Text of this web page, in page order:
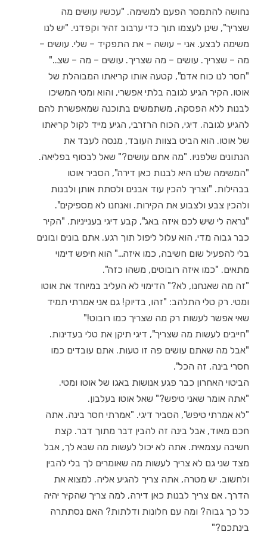
נחושה להתמסר הפעם למשימה. "עכשיו עושים מה
שצריך", שינן לעצמו תוך כדי ערבוב זהיר וקפדני. "יש לנו
משימה לבצע. אני – עושה – את התפקיד – שלי. עושים –
מה – שצריך. עושים – מה שצריך. עושים – מה – שצ…"
"חסר לנו כוח אדם", קטעה אותו קריאתו המבוהלת של
אוטו. הקיר הגיע לגובה בלתי אפשרי, והוא ומטי המשיכו
לבנות ללא הפסקה, משתמשים בתוכנה שמאפשרת להם
להגיע לגובה. דיגי, הכוח הרזרבי, הגיע מייד לקול קריאתו
של אוטו. הוא הביט בצוות העובד, מנסה לעבד את
הנתונים שלפניו. "מה אתם עושים?" שאל לבסוף בפליאה.
"המשימה שלנו היא לבנות כאן דירה", הסביר אוטו
בבהילות. "וצריך להכין עוד אבנים ולסתת אותן ולבנות
ולהכין צבע ולצבוע את הקירות. ואנחנו לא מספיקים".
"נראה לי שיש לכם איזה באג", קבע דיגי בענייניות. "הקיר
כבר גבוה מדי, הוא עלול ליפול תוך רגע. אתם בונים ובונים
בלי להפעיל שום חשיבה, כמו איזה…" הוא חיפש דימוי
מתאים. "כמו איזה רובוטים, משהו כזה".
"זה מה שאנחנו, לא?" הדימוי לא העליב במיוחד את אוטו
ומטי. רק טלי התלהב: "זהו, בדיוק! גם אני אמרתי תמיד
שאי אפשר לעשות רק מה שצריך כמו רובוט!"
"חייבים לעשות מה שצריך", דיגי תיקן את טלי בעדינות.
"אבל מה שאתם עושים פה זו טעות. אתם עובדים כמו
חסרי בינה, זה הכל".
הביטוי האחרון כבר פגע אנושות באגו של אוטו ומטי.
"אתה אומר שאני טיפש?" שאל אוטו בעלבון.
"לא אמרתי טיפש", הסביר דיגי. "אמרתי חסר בינה. אתה
חכם מאוד, אבל בינה זה להבין דבר מתוך דבר. קצת
חשיבה עצמאית. אתה לא יכול לעשות מה שבא לך, אבל
מצד שני גם לא צריך לעשות מה שאומרים לך בלי להבין
ולחשוב. יש מטרה, אתה צריך להגיע אליה. למצוא את
הדרך. אם צריך לבנות כאן דירה, למה צריך שהקיר יהיה
כל כך גבוה? ומה עם חלונות ודלתות? האם נסתתרה
בינתכם?"